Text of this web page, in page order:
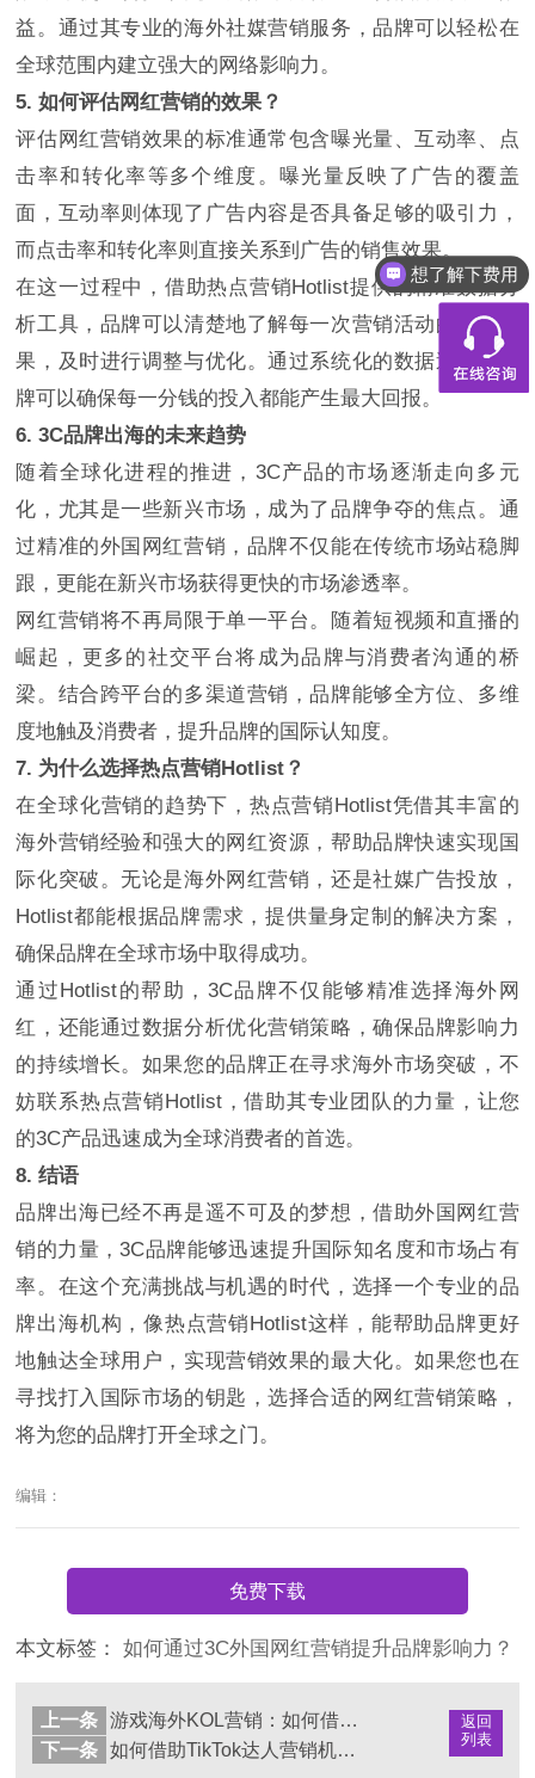
益。通过其专业的海外社媒营销服务，品牌可以轻松在
全球范围内建立强大的网络影响力。
5. 如何评估网红营销的效果？
评估网红营销效果的标准通常包含曝光量、互动率、点
击率和转化率等多个维度。曝光量反映了广告的覆盖
面，互动率则体现了广告内容是否具备足够的吸引力，
而点击率和转化率则直接关系到广告的销售效果。
在这一过程中，借助热点营销Hotlist提供的精准数据分
析工具，品牌可以清楚地了解每一次营销活动的真实效
果，及时进行调整与优化。通过系统化的数据追踪，品
牌可以确保每一分钱的投入都能产生最大回报。
6. 3C品牌出海的未来趋势
随着全球化进程的推进，3C产品的市场逐渐走向多元
化，尤其是一些新兴市场，成为了品牌争夺的焦点。通
过精准的外国网红营销，品牌不仅能在传统市场站稳脚
跟，更能在新兴市场获得更快的市场渗透率。
网红营销将不再局限于单一平台。随着短视频和直播的
崛起，更多的社交平台将成为品牌与消费者沟通的桥
梁。结合跨平台的多渠道营销，品牌能够全方位、多维
度地触及消费者，提升品牌的国际认知度。
7. 为什么选择热点营销Hotlist？
在全球化营销的趋势下，热点营销Hotlist凭借其丰富的
海外营销经验和强大的网红资源，帮助品牌快速实现国
际化突破。无论是海外网红营销，还是社媒广告投放，
Hotlist都能根据品牌需求，提供量身定制的解决方案，
确保品牌在全球市场中取得成功。
通过Hotlist的帮助，3C品牌不仅能够精准选择海外网
红，还能通过数据分析优化营销策略，确保品牌影响力
的持续增长。如果您的品牌正在寻求海外市场突破，不
妨联系热点营销Hotlist，借助其专业团队的力量，让您
的3C产品迅速成为全球消费者的首选。
8. 结语
品牌出海已经不再是遥不可及的梦想，借助外国网红营
销的力量，3C品牌能够迅速提升国际知名度和市场占有
率。在这个充满挑战与机遇的时代，选择一个专业的品
牌出海机构，像热点营销Hotlist这样，能帮助品牌更好
地触达全球用户，实现营销效果的最大化。如果您也在
寻找打入国际市场的钥匙，选择合适的网红营销策略，
将为您的品牌打开全球之门。
编辑：
免费下载
本文标签：如何通过3C外国网红营销提升品牌影响力？
返回
列表
上一条
游戏海外KOL营销：如何借助海外网红推广提升品牌影响力
下一条
如何借助TikTok达人营销机构助力品牌跨境出海
想了解下费用